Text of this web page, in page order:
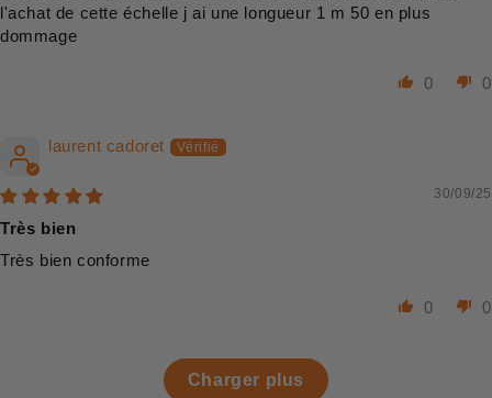
l'achat de cette échelle j ai une longueur 1 m 50 en plus
dommage
0 0
laurent cadoret
30/09/25
Très bien
Très bien conforme
0 0
Charger plus